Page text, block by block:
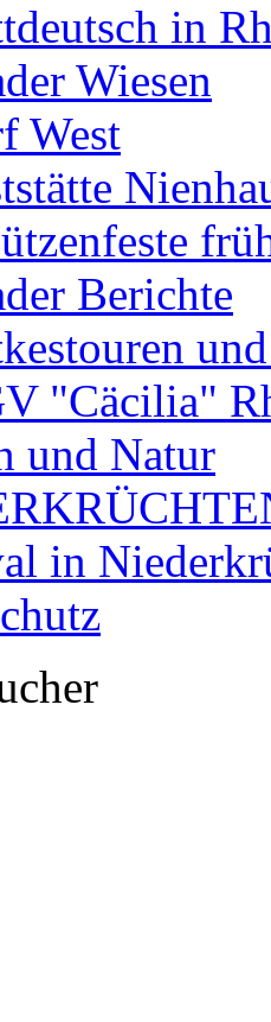
in
Wiesen
West
Berichte
"Cäcilia"
und Natur
in